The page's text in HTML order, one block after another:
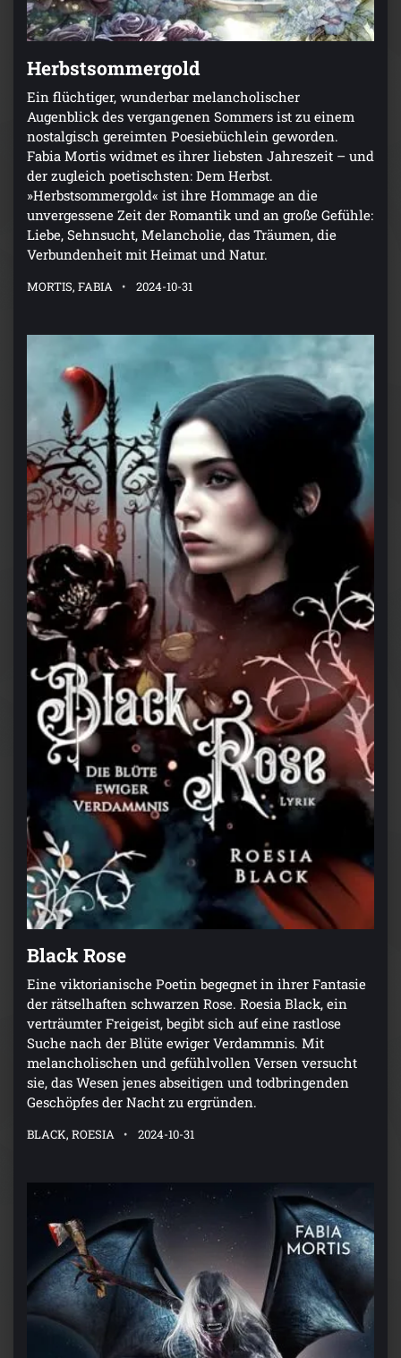
Herbstsommergold
Ein flüchtiger, wunderbar melancholischer
Augenblick des vergangenen Sommers ist zu einem
nostalgisch gereimten Poesiebüchlein geworden.
Fabia Mortis widmet es ihrer liebsten Jahreszeit – und
der zugleich poetischsten: Dem Herbst.
»Herbstsommergold« ist ihre Hommage an die
unvergessene Zeit der Romantik und an große Gefühle:
Liebe, Sehnsucht, Melancholie, das Träumen, die
Verbundenheit mit Heimat und Natur.
MORTIS, FABIA 2024-10-31
Black Rose
Eine viktorianische Poetin begegnet in ihrer Fantasie
der rätselhaften schwarzen Rose. Roesia Black, ein
verträumter Freigeist, begibt sich auf eine rastlose
Suche nach der Blüte ewiger Verdammnis. Mit
melancholischen und gefühlvollen Versen versucht
sie, das Wesen jenes abseitigen und todbringenden
Geschöpfes der Nacht zu ergründen.
BLACK, ROESIA 2024-10-31